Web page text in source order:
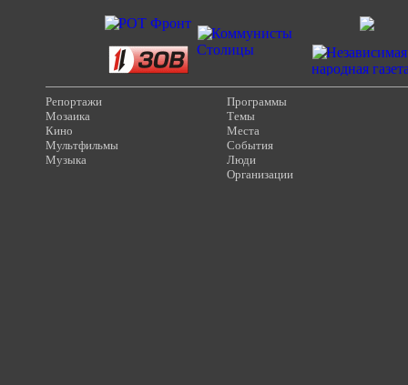
Репортажи
Мозаика
Кино
Мультфильмы
Музыка
Программы
Темы
Места
События
Люди
Организации